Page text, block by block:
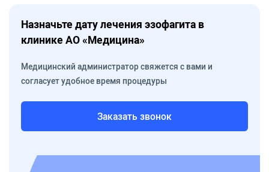
Назначьте дату лечения эзофагита в
клинике АО «Медицина»
Медицинский администратор свяжется с вами и
согласует удобное время процедуры
Заказать звонок